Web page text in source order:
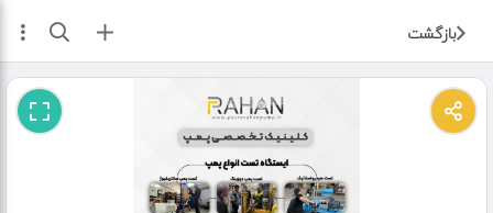
بازگشت ثبت آگهی